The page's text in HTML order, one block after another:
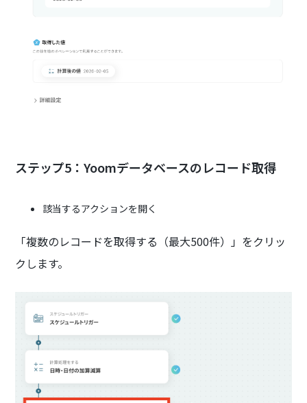
ステップ5：Yoomデータベースのレコード取得
該当するアクションを開く
「複数のレコードを取得する（最大500件）」をクリッ
クします。